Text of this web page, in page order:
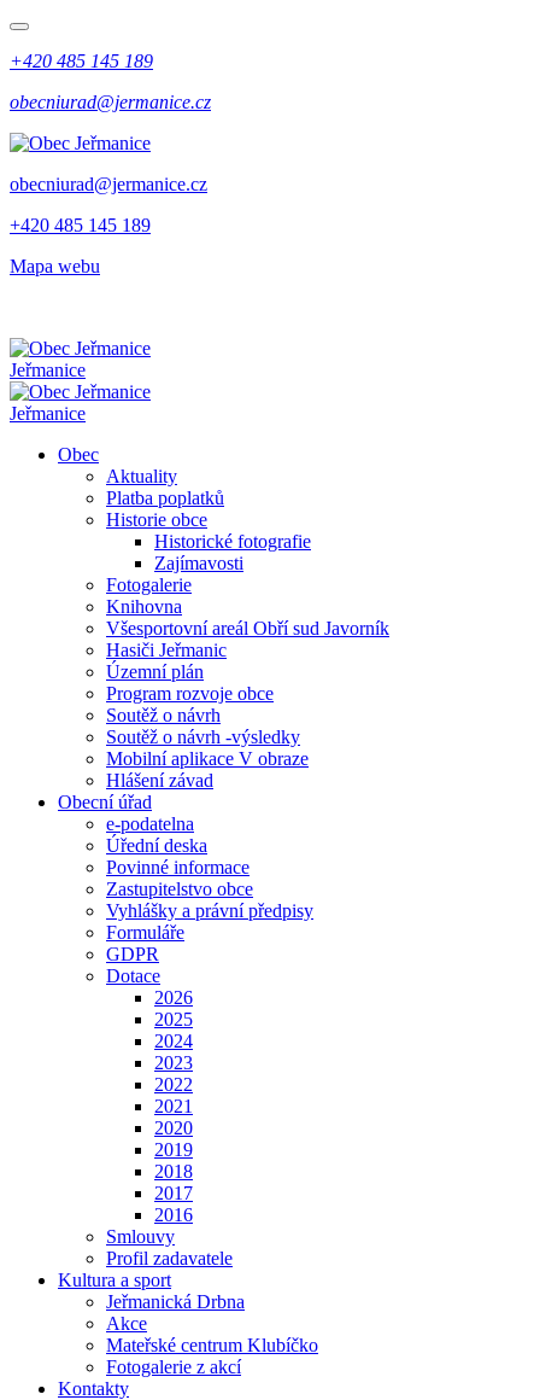
+420 485 145 189
obecniurad@jermanice.cz
obecniurad@jermanice.cz
+420 485 145 189
Mapa webu
Jeřmanice
Jeřmanice
Obec
Aktuality
Platba poplatků
Historie obce
Historické fotografie
Zajímavosti
Fotogalerie
Knihovna
Všesportovní areál Obří sud Javorník
Hasiči Jeřmanic
Územní plán
Program rozvoje obce
Soutěž o návrh
Soutěž o návrh -výsledky
Mobilní aplikace V obraze
Hlášení závad
Obecní úřad
e-podatelna
Úřední deska
Povinné informace
Zastupitelstvo obce
Vyhlášky a právní předpisy
Formuláře
GDPR
Dotace
2026
2025
2024
2023
2022
2021
2020
2019
2018
2017
2016
Smlouvy
Profil zadavatele
Kultura a sport
Jeřmanická Drbna
Akce
Mateřské centrum Klubíčko
Fotogalerie z akcí
Kontakty